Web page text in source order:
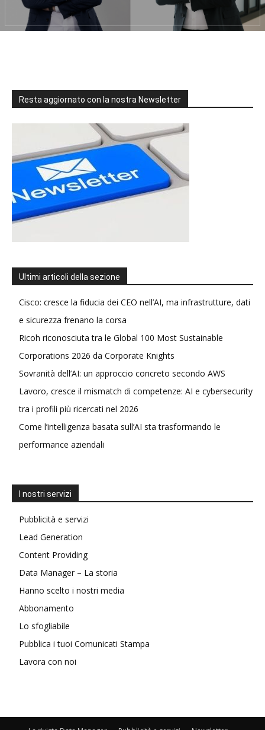
Resta aggiornato con la nostra Newsletter
Ultimi articoli della sezione
Cisco: cresce la fiducia dei CEO nell’AI, ma infrastrutture, dati
e sicurezza frenano la corsa
Ricoh riconosciuta tra le Global 100 Most Sustainable
Corporations 2026 da Corporate Knights
Sovranità dell’AI: un approccio concreto secondo AWS
Lavoro, cresce il mismatch di competenze: AI e cybersecurity
tra i profili più ricercati nel 2026
Come l’intelligenza basata sull’AI sta trasformando le
performance aziendali
I nostri servizi
Pubblicità e servizi
Lead Generation
Content Providing
Data Manager – La storia
Hanno scelto i nostri media
Abbonamento
Lo sfogliabile
Pubblica i tuoi Comunicati Stampa
Lavora con noi